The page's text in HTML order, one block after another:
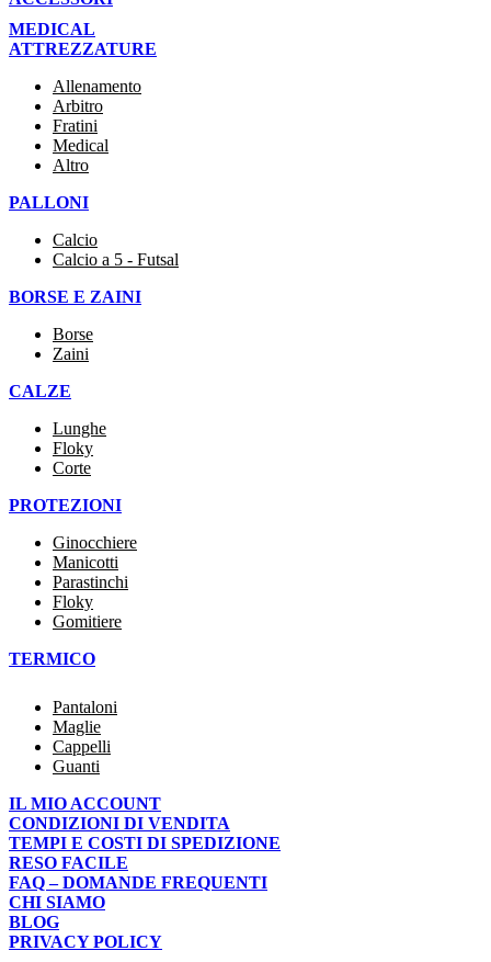
MEDICAL
ATTREZZATURE
Allenamento
Arbitro
Fratini
Medical
Altro
PALLONI
Calcio
Calcio a 5 - Futsal
BORSE E ZAINI
Borse
Zaini
CALZE
Lunghe
Floky
Corte
PROTEZIONI
Ginocchiere
Manicotti
Parastinchi
Floky
Gomitiere
TERMICO
Pantaloni
Maglie
Cappelli
Guanti
IL MIO ACCOUNT
CONDIZIONI DI VENDITA
TEMPI E COSTI DI SPEDIZIONE
RESO FACILE
FAQ – DOMANDE FREQUENTI
CHI SIAMO
BLOG
PRIVACY POLICY